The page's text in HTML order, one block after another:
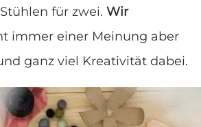
für zwei. Wir
immer einer Meinung aber
ganz viel Kreativität dabei.